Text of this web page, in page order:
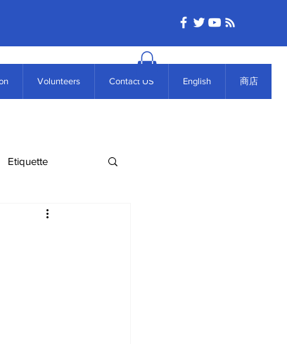
Volunteers Contact US English 商店
Etiquette